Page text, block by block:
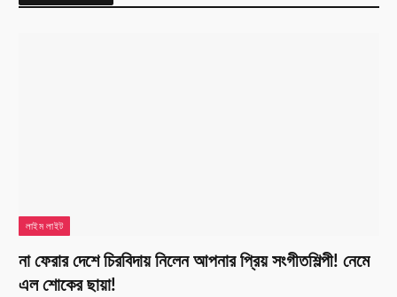
লাইম লাইট
না ফেরার দেশে চিরবিদায় নিলেন আপনার প্রিয় সংগীতশিল্পী! নেমে
এল শোকের ছায়া!